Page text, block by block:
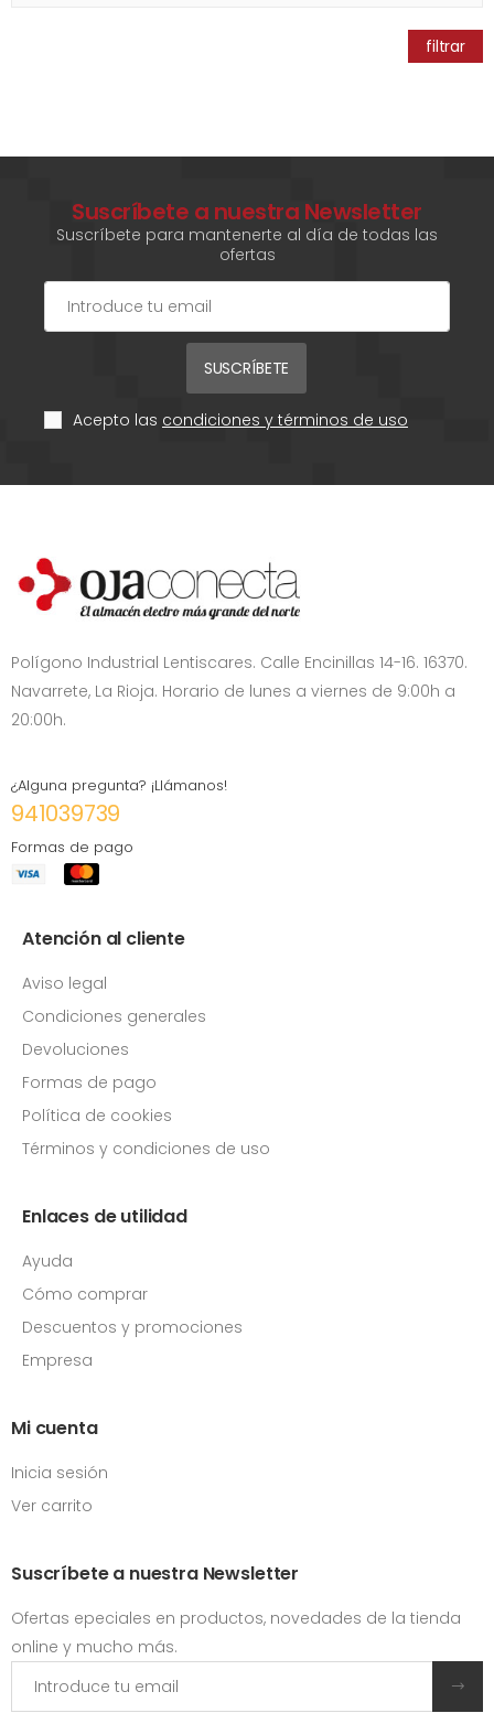
filtrar
Suscríbete a nuestra Newsletter
Suscríbete para mantenerte al día de todas las
ofertas
SUSCRÍBETE
Acepto las condiciones y términos de uso
Polígono Industrial Lentiscares. Calle Encinillas 14-16. 16370.
Navarrete, La Rioja. Horario de lunes a viernes de 9:00h a
20:00h.
¿Alguna pregunta? ¡Llámanos!
941039739
Formas de pago
Atención al cliente
Aviso legal
Condiciones generales
Devoluciones
Formas de pago
Política de cookies
Términos y condiciones de uso
Enlaces de utilidad
Ayuda
Cómo comprar
Descuentos y promociones
Empresa
Mi cuenta
Inicia sesión
Ver carrito
Suscríbete a nuestra Newsletter
Ofertas epeciales en productos, novedades de la tienda
online y mucho más.